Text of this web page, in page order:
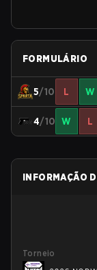
FORMULÁRIO
5/10 L W
4/10 W L
INFORMAÇÃO
Torneio